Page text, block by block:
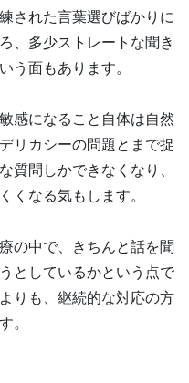
された言葉選びばかりに
、多少ストレートな聞き
う面もあります。
感になること自体は自然
リカシーの問題とまで捉
質問しかできなくなり、
くなる気もします。
の中で、きちんと話を聞
としているかという点で
りも、継続的な対応の方
。